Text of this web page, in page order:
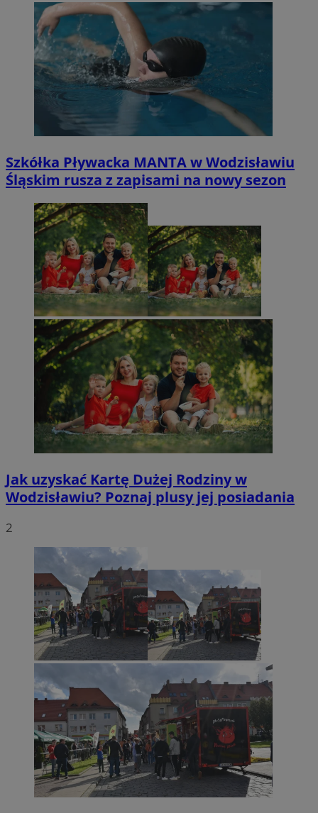
Szkółka Pływacka MANTA w Wodzisławiu
Śląskim rusza z zapisami na nowy sezon
Jak uzyskać Kartę Dużej Rodziny w
Wodzisławiu? Poznaj plusy jej posiadania
2